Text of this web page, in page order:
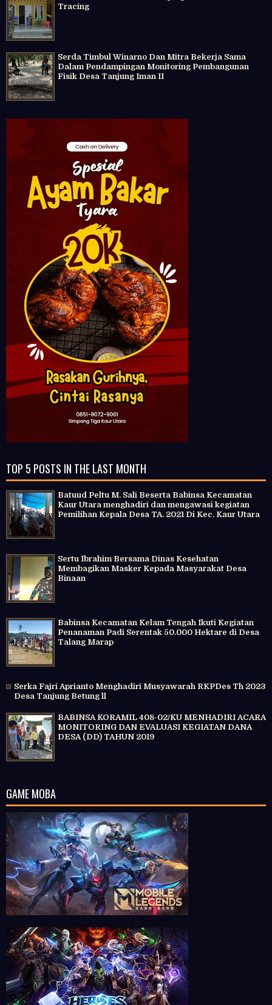
Tracing
Serda Timbul Winarno Dan Mitra Bekerja Sama
Dalam Pendampingan Monitoring Pembangunan
Fisik Desa Tanjung Iman II
TOP 5 POSTS IN THE LAST MONTH
Batuud Peltu M. Sali Beserta Babinsa Kecamatan
Kaur Utara menghadiri dan mengawasi kegiatan
Pemilihan Kepala Desa TA. 2021 Di Kec. Kaur Utara
Sertu Ibrahim Bersama Dinas Kesehatan
Membagikan Masker Kepada Masyarakat Desa
Binaan
Babinsa Kecamatan Kelam Tengah Ikuti Kegiatan
Penanaman Padi Serentak 50.000 Hektare di Desa
Talang Marap
Serka Fajri Aprianto Menghadiri Musyawarah RKPDes Th 2023
Desa Tanjung Betung ll
BABINSA KORAMIL 408-02/KU MENHADIRI ACARA
MONITORING DAN EVALUASI KEGIATAN DANA
DESA (DD) TAHUN 2019
GAME MOBA